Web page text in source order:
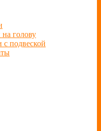
на голову
с подвеской